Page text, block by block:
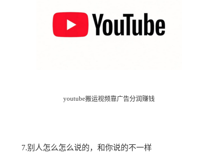
youtube搬运视频靠广告分润赚钱
7.别人怎么怎么说的，和你说的不一样